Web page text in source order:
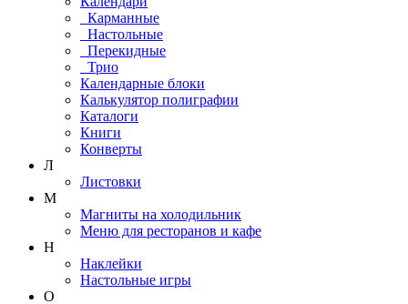
Карманные
Настольные
Перекидные
Трио
Календарные блоки
Калькулятор полиграфии
Каталоги
Книги
Конверты
Л
Листовки
М
Магниты на холодильник
Меню для ресторанов и кафе
Н
Наклейки
Настольные игры
О